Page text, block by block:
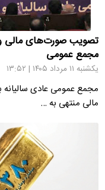
تصویب صورت‌های مالی و
مجمع عمومی
یکشنبه ۱۱ مرداد ۱۴۰۵ | ۱۳:۵۲
مجمع عمومی عادی
مالی منتهی به …